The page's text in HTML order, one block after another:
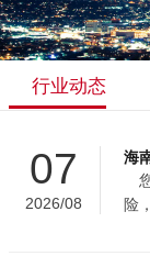
陆)-
官
网
站-
行业动态
07
2026/08
险